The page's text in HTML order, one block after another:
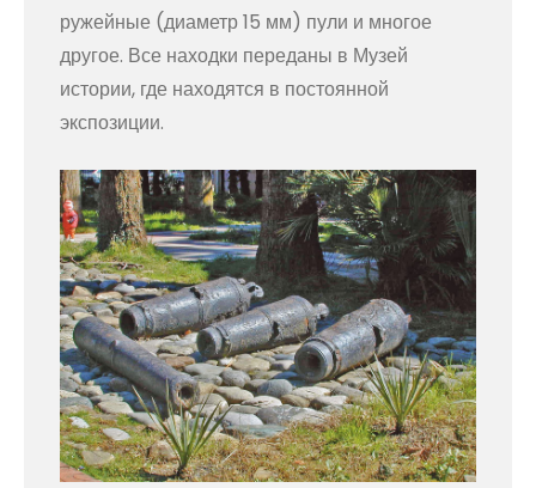
ружейные (диаметр 15 мм) пули и многое
другое. Все находки переданы в Музей
истории, где находятся в постоянной
экспозиции.